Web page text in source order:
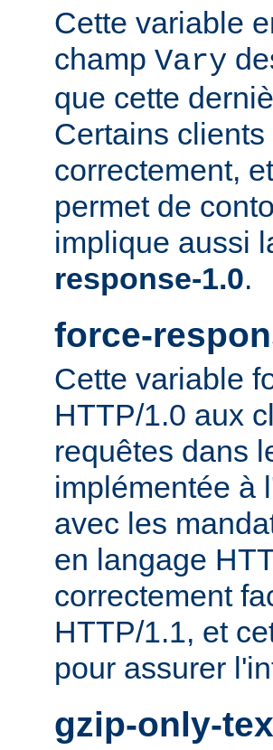
Cette variable
champ Vary
que cette
Certains
correctement,
permet de
implique aussi
response-1.0.
force-
Cette variable
HTTP/1.0 aux
requêtes dans
implémentée à
avec les
en langage
correctement
HTTP/1.1, et
pour assurer
gzip-only-